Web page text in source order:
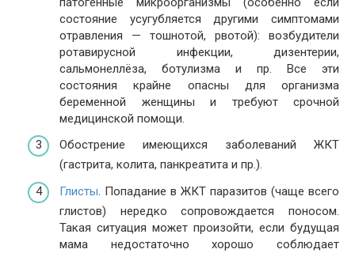
состояние усугубляется другими симптомами
отравления — тошнотой, рвотой): возбудители
ротавирусной инфекции, дизентерии,
сальмонеллёза, ботулизма и пр. Все эти
состояния крайне опасны для организма
беременной женщины и требуют срочной
медицинской помощи.
Обострение имеющихся заболеваний ЖКТ
(гастрита, колита, панкреатита и пр.).
Глисты . Попадание в ЖКТ паразитов (чаще всего
глистов) нередко сопровождается поносом.
Такая ситуация может произойти, если будущая
мама недостаточно хорошо соблюдает